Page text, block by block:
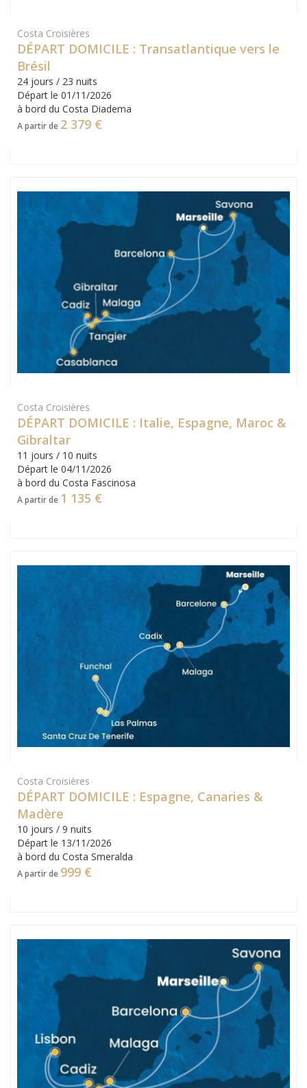
Costa Croisières
DÉPART DOMICILE : Transatlantique vers le
Brésil
24 jours / 23 nuits
Départ le 01/11/2026
à bord du Costa Diadema
A partir de 2 379 €
Costa Croisières
DÉPART DOMICILE : Italie, Espagne, Maroc &
Gibraltar
11 jours / 10 nuits
Départ le 04/11/2026
à bord du Costa Fascinosa
A partir de 1 135 €
Costa Croisières
DÉPART DOMICILE : Espagne, Canaries &
Madère
10 jours / 9 nuits
Départ le 13/11/2026
à bord du Costa Smeralda
A partir de 999 €